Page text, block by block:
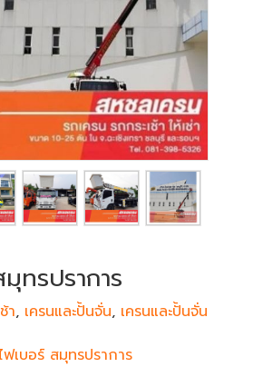
มุทรปราการ
า, เครนและปั้นจั่น, เครนและปั้นจั่น
ฟเบอร์ สมุทรปราการ